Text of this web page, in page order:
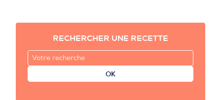
RECHERCHER UNE RECETTE
OK